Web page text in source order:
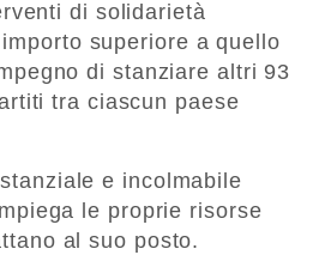
di solidarietà
superiore a quello
di stanziare altri 93
tra ciascun paese
e incolmabile
le proprie risorse
al suo posto.